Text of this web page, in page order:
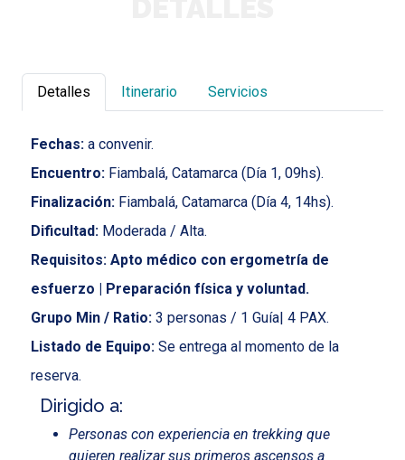
Detalles Itinerario Servicios
Fechas: a convenir.
Encuentro: Fiambalá, Catamarca (Día 1, 09hs).
Finalización: Fiambalá, Catamarca (Día 4, 14hs).
Dificultad: Moderada / Alta.
Requisitos: Apto médico con ergometría de
esfuerzo | Preparación física y voluntad.
Grupo Min / Ratio: 3 personas / 1 Guía| 4 PAX.
Listado de Equipo: Se entrega al momento de la
reserva.
Dirigido a:
Personas con experiencia en trekking que
quieren realizar sus primeros ascensos a